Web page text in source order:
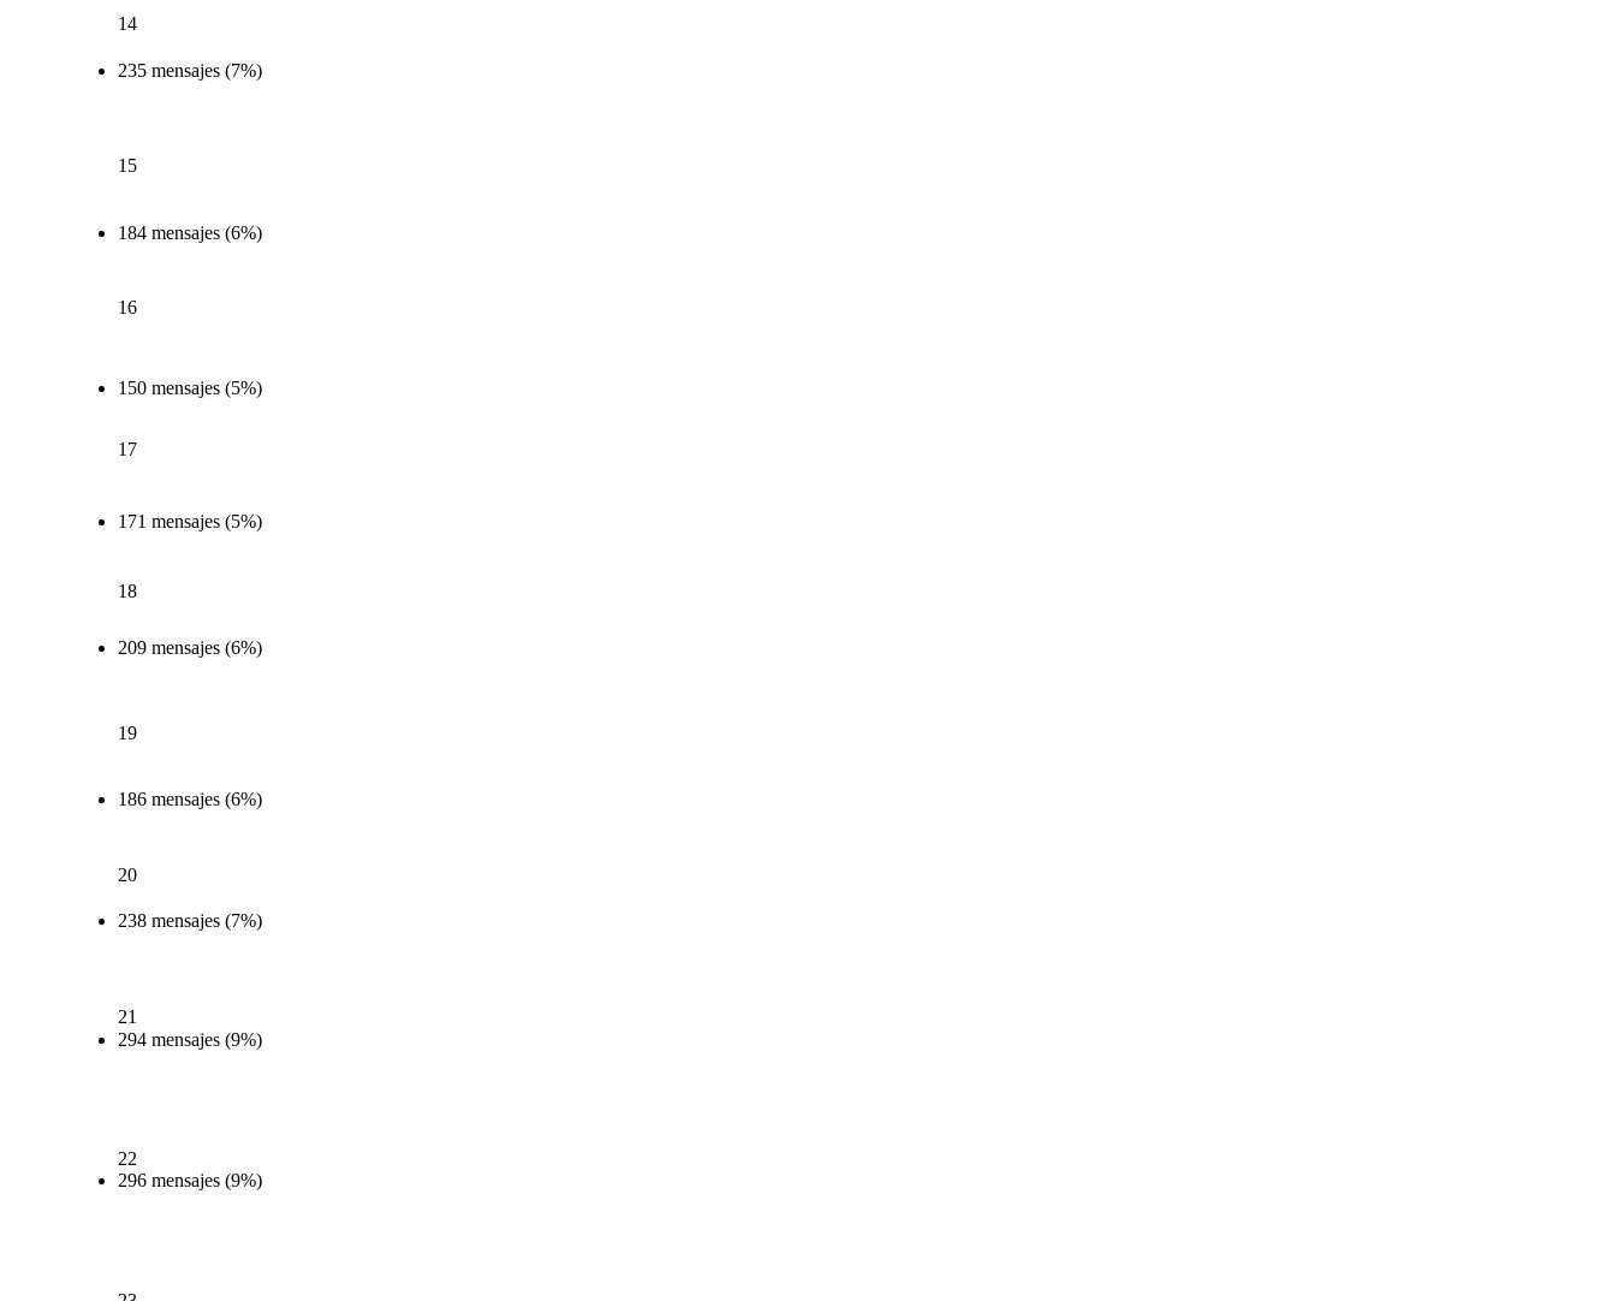
14
235 mensajes (7%)
15
184 mensajes (6%)
16
150 mensajes (5%)
17
171 mensajes (5%)
18
209 mensajes (6%)
19
186 mensajes (6%)
20
238 mensajes (7%)
21
294 mensajes (9%)
22
296 mensajes (9%)